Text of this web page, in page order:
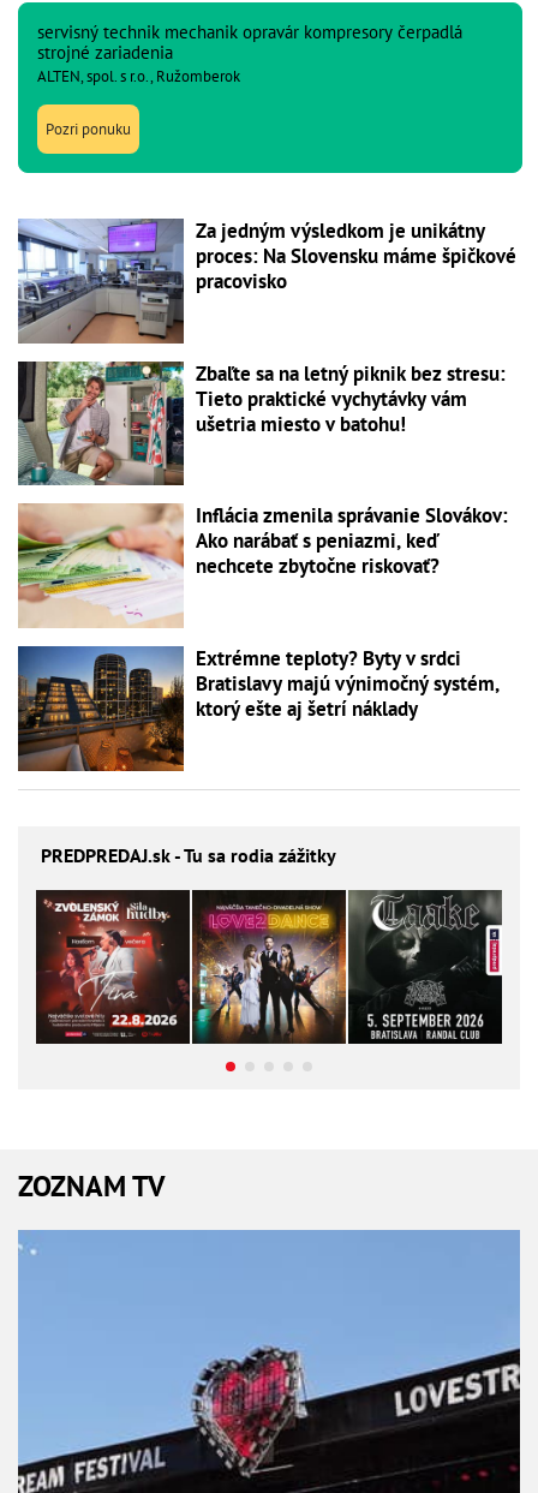
servisný technik mechanik opravár kompresory čerpadlá
strojné zariadenia
ALTEN, spol. s r.o., Ružomberok
Pozri ponuku
Za jedným výsledkom je unikátny
proces: Na Slovensku máme špičkové
pracovisko
Zbaľte sa na letný piknik bez stresu:
Tieto praktické vychytávky vám
ušetria miesto v batohu!
Inflácia zmenila správanie Slovákov:
Ako narábať s peniazmi, keď
nechcete zbytočne riskovať?
Extrémne teploty? Byty v srdci
Bratislavy majú výnimočný systém,
ktorý ešte aj šetrí náklady
PREDPREDAJ.sk - Tu sa rodia zážitky
ZOZNAM TV